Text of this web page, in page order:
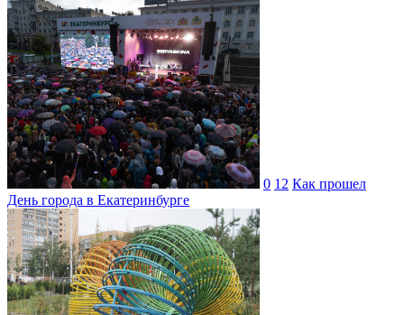
0 12 Как прошел
День города в Екатеринбурге